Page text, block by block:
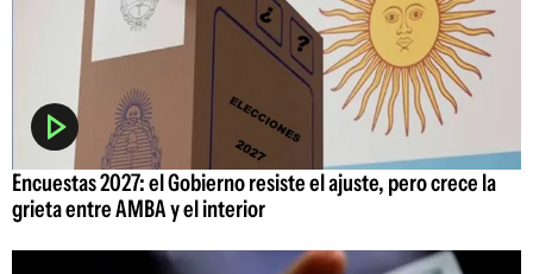
Encuestas 2027: el Gobierno resiste el ajuste, pero crece la
grieta entre AMBA y el interior